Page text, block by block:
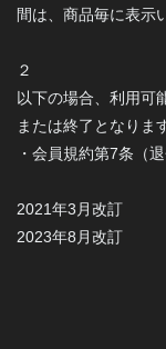
間は、商品毎に表示
２
以下の場合、利用可
または終了となりま
・会員規約第7条（
2021年3月改訂
2023年8月改訂